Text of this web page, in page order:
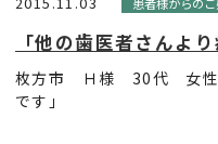
「他の歯医者さんよ
枚方市 Ｈ様 30代 女性
です」